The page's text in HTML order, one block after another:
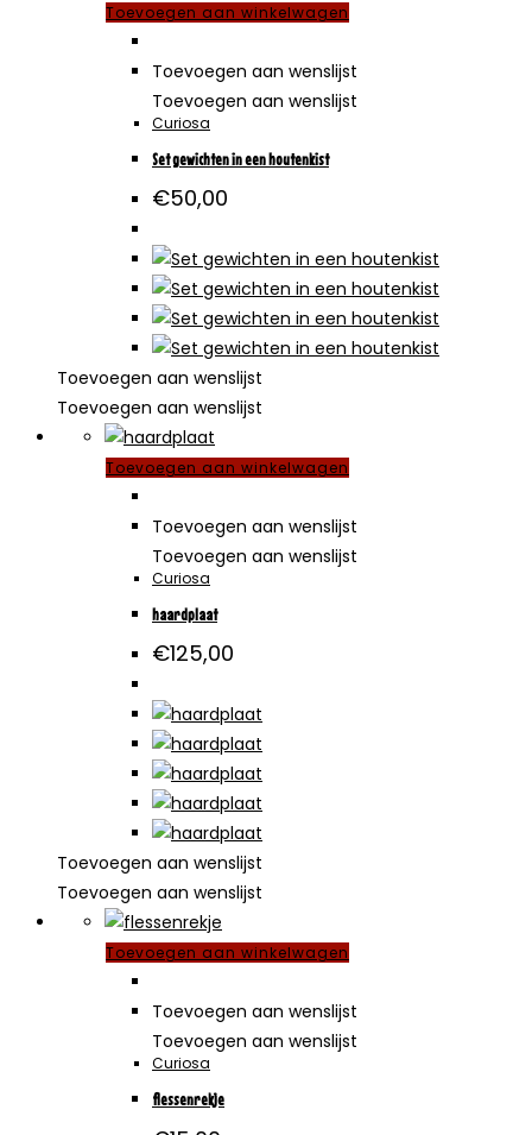
Toevoegen aan winkelwagen
Toevoegen aan wenslijst
Toevoegen aan wenslijst
Curiosa
Set gewichten in een houtenkist
€50,00
Toevoegen aan wenslijst
Toevoegen aan wenslijst
Toevoegen aan winkelwagen
Toevoegen aan wenslijst
Toevoegen aan wenslijst
Curiosa
haardplaat
€125,00
Toevoegen aan wenslijst
Toevoegen aan wenslijst
Toevoegen aan winkelwagen
Toevoegen aan wenslijst
Toevoegen aan wenslijst
Curiosa
flessenrekje